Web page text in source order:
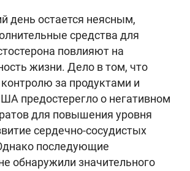
день остается неясным,
средства для
повлияют на
жизни. Дело в том, что
за продуктами и
предостерегло о негативном
для повышения уровня
сердечно-сосудистых
последующие
обнаружили значительного